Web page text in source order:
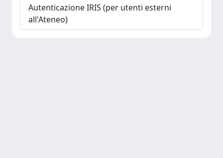
Autenticazione IRIS (per utenti esterni
all'Ateneo)